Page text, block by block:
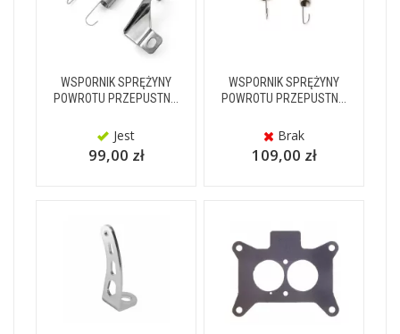
WSPORNIK SPRĘŻYNY
POWROTU PRZEPUSTN...
Jest
99,00 zł
WSPORNIK SPRĘŻYNY
POWROTU PRZEPUSTN...
Brak
109,00 zł